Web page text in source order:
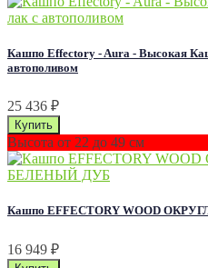
Кашпо Effectory - Aura - Высокая
автополивом
25 436 ₽
Высота от 22 до 49 см
Кашпо EFFECTORY WOOD
16 949 ₽